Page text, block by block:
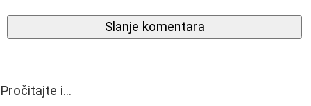
Slanje komentara
Pročitajte i...